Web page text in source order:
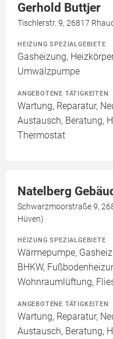
Gerhold Buttjer
Tischlerstr. 9, 26817
HEIZUNG SPEZIALGEBIETE
Gasheizung,
Umwälzpumpe
ANGEBOTENE TÄTIGKEITEN
Wartung, Reparatur,
Austausch, Beratung,
Thermostat
Natelberg
Schwarzmoorstraße 9,
Hüven)
HEIZUNG SPEZIALGEBIETE
Wärmepumpe,
BHKW,
Wohnraumlüftung,
ANGEBOTENE TÄTIGKEITEN
Wartung, Reparatur,
Austausch, Beratung,